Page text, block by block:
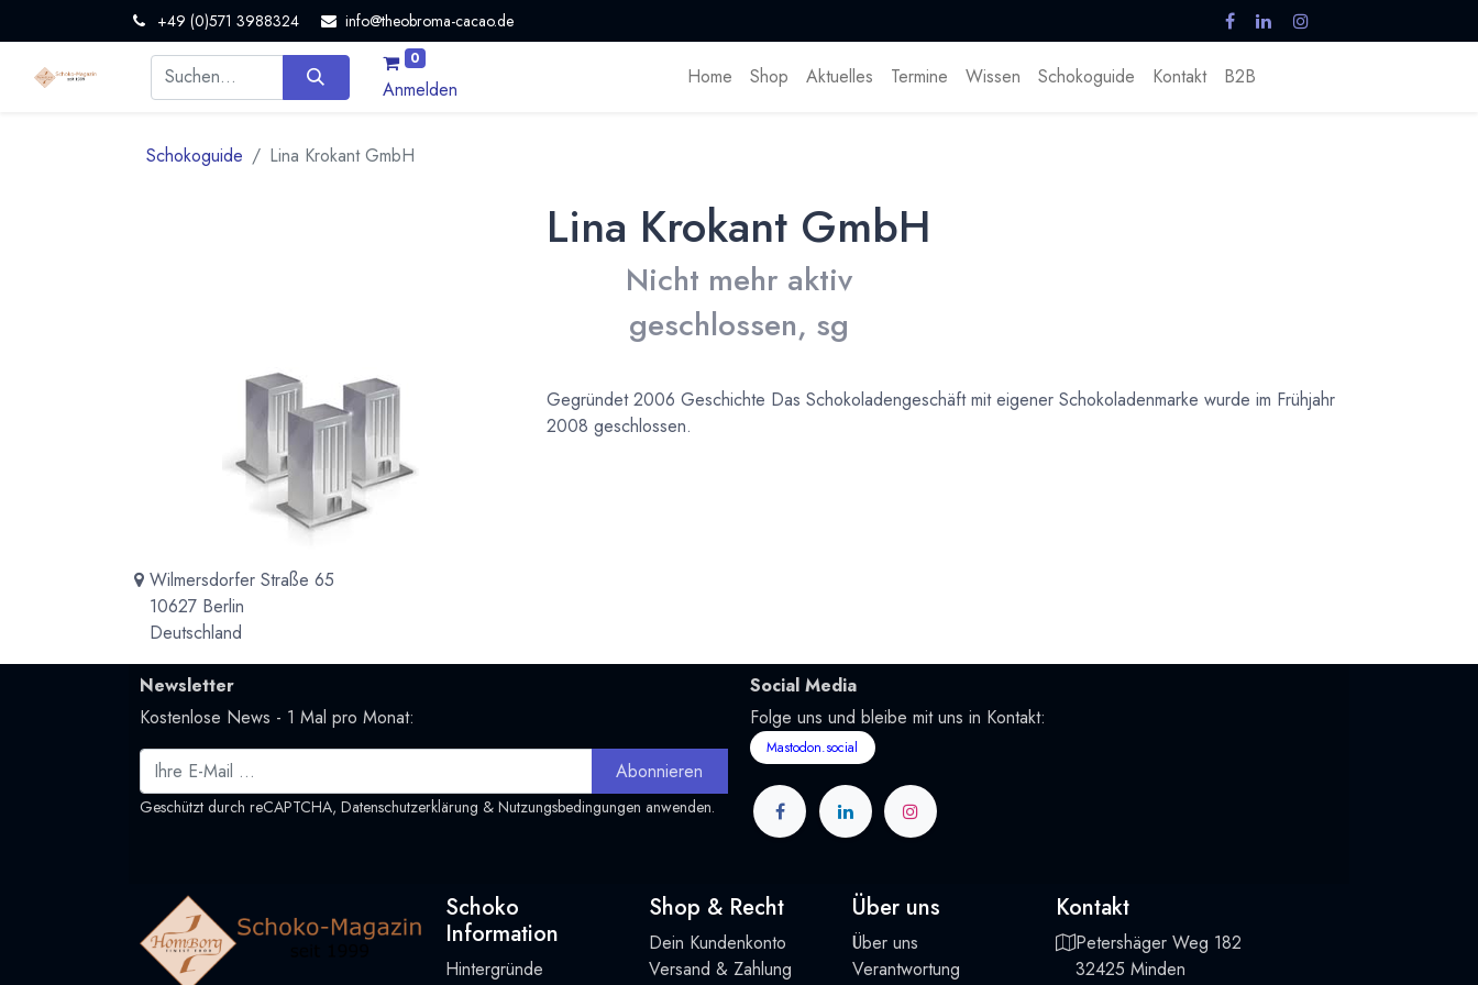
+49 (0)571 3988324 info@theobroma-cacao.de
0
Anmelden
Home Shop Aktuelles Termine Wissen Schokoguide Kontakt B2B
Schokoguide Lina Krokant GmbH
Lina Krokant GmbH
Nicht mehr aktiv
geschlossen, sg
Wilmersdorfer Straße 65
10627 Berlin
Deutschland
Gegründet 2006 Geschichte Das Schokoladengeschäft mit eigener Schokoladenmarke wurde im Frühjahr
2008 geschlossen.
Newsletter
Kostenlose News - 1 Mal pro Monat:
Abonnieren
Geschützt durch reCAPTCHA, Datenschutzerklärung & Nutzungsbedingungen anwenden.
Social Media
Folge uns und bleibe mit uns in Kontakt:
Mastodon.social
Schoko
Information
Hintergründe
Shop & Recht
Dein Kundenkonto
Versand & Zahlung
Über uns
Über uns
Verantwortung
Kontakt
Petershäger Weg 182
32425 Minden